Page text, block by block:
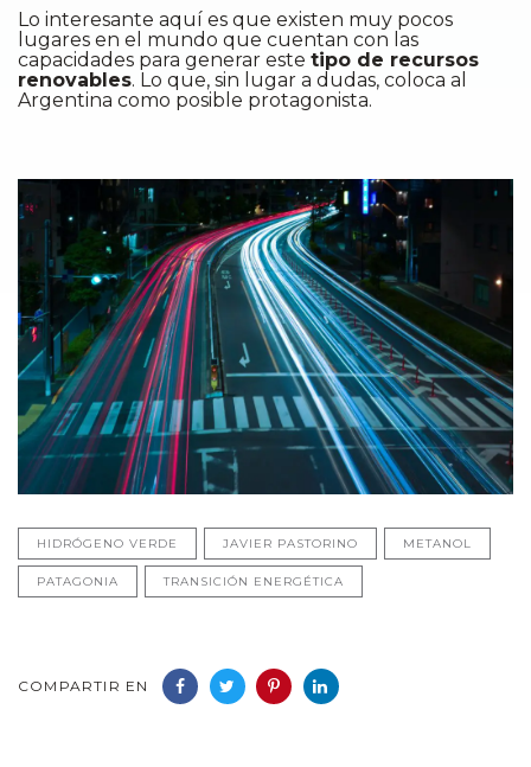
Lo interesante aquí es que existen muy pocos
lugares en el mundo que cuentan con las
capacidades para generar este tipo de recursos
renovables. Lo que, sin lugar a dudas, coloca al
Argentina como posible protagonista.
HIDRÓGENO VERDE JAVIER PASTORINO METANOL
PATAGONIA TRANSICIÓN ENERGÉTICA
COMPARTIR EN